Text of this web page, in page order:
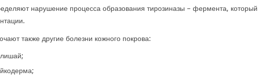
нарушение процесса образования тирозиназы – фермента, который
также другие болезни кожного покрова: